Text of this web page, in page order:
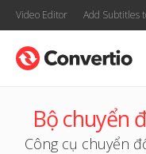
Video Editor Add Subtitles
Bộ chuyển
Công cụ chuyển